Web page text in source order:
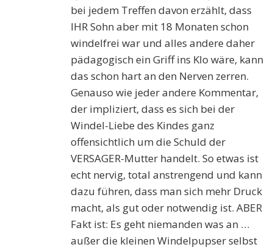
bei jedem Treffen davon erzählt, dass
IHR Sohn aber mit 18 Monaten schon
windelfrei war und alles andere daher
pädagogisch ein Griff ins Klo wäre, kann
das schon hart an den Nerven zerren.
Genauso wie jeder andere Kommentar,
der impliziert, dass es sich bei der
Windel-Liebe des Kindes ganz
offensichtlich um die Schuld der
VERSAGER-Mutter handelt. So etwas ist
echt nervig, total anstrengend und kann
dazu führen, dass man sich mehr Druck
macht, als gut oder notwendig ist. ABER
Fakt ist: Es geht niemanden was an …
außer die kleinen Windelpupser selbst